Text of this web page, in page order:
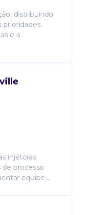
distribuindo
prioridades
e a
injetoras
de processo
equipe...